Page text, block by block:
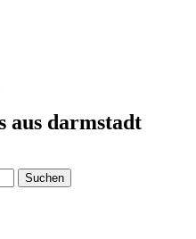
aus darmstadt